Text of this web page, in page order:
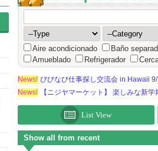
Aire acondicionado Baño
Amueblado
Refrigerador
News! びびなび仕事探し交流会 in Hawaii
News!
【ニジヤマーケット】 楽しみな新
List View
Show all from recent